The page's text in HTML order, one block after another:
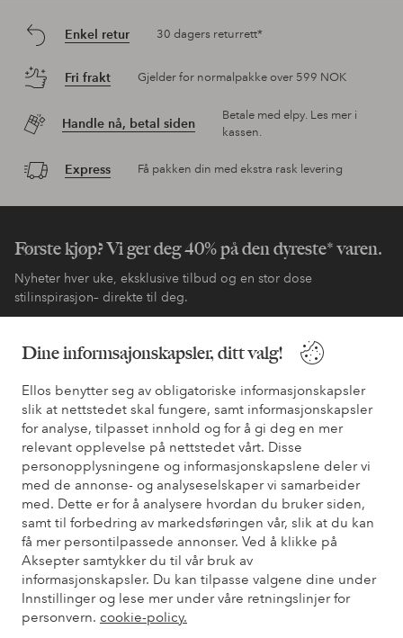
Dine informsajonskapsler, ditt valg!
Ellos benytter seg av obligatoriske informasjonskapsler
slik at nettstedet skal fungere, samt informasjonskapsler
for analyse, tilpasset innhold og for å gi deg en mer
relevant opplevelse på nettstedet vårt. Disse
personopplysningene og informasjonskapslene deler vi
med de annonse- og analyseselskaper vi samarbeider
med. Dette er for å analysere hvordan du bruker siden,
samt til forbedring av markedsføringen vår, slik at du kan
få mer persontilpassede annonser. Ved å klikke på
Aksepter samtykker du til vår bruk av
informasjonskapsler. Du kan tilpasse valgene dine under
Innstillinger og lese mer under våre retningslinjer for
personvern. cookie-policy.
Enkel retur 30 dagers returrett*
Fri frakt Gjelder for normalpakke over 599 NOK
Handle nå, betal siden
Betale med elpy. Les mer i
kassen.
Express Få pakken din med ekstra rask levering
Første kjøp? Vi ger deg 40% på den dyreste* varen.
Nyheter hver uke, eksklusive tilbud og en stor dose
stilinspirasjon– direkte til deg.
Bli kunde
* Se tilbudsvilkår ved registrering
Trenger du hjelp?
Du finner svar på de vanligste spørsmålene i vår FAQ. Du finner
også informasjon om hvordan du kan kontakte oss.
Kundeservice Bestilling
Mine sider